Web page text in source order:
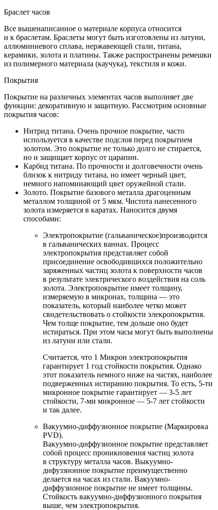
Браслет часов
Все вышенаписанное о материале корпуса относится
и к браслетам. Браслеты могут быть изготовлены из латуни,
аллюминиевого сплава, нержавеющей стали, титана,
керамики, золота и платины. Также распространены ремешки
из полимерного материала (каучука), текстиля и кожи.
Покрытия
Покрытие на различных элементах часов выполняет две
функции: декоративную и защитную. Рассмотрим основные
покрытия часов:
Нитрид титана. Очень прочное покрытие, часто
используется в качестве подслоя перед покрытием
золотом. Это покрытие не только долго не стирается,
но и защищает корпус от царапин.
Карбид титана. По прочности и долговечности очень
близок к нитриду титана, но имеет черный цвет,
немного напоминающий цвет оружейной стали.
Золото. Покрытие базового металла драгоценным
металлом толщиной от 5 мкм. Чистота нанесенного
золота измеряется в каратах. Наносится двумя
способами:
Электропокрытие (гальваническое)производится
в гальванических ваннах. Процесс
электропокрытия представляет собой
присоединение освободившихся положительно
заряженных частиц золота к поверхности часов
в результате электрического воздействия на соль
золота. Электропокрытие имеет толщину,
измеряемую в микронах, толщина — это
показатель, который наиболее четко может
свидетельствовать о стойкости элекропокрытия.
Чем толще покрытие, тем дольше оно будет
истираться. При этом часы могут быть выполнены
из латуни или стали.
Считается, что 1 Микрон электропокрытия
гарантирует 1 год стойкости покрытия. Однако
этот показатель немного ниже на частях, наиболее
подверженных истиранию покрытия. То есть, 5-ти
микронное покрытие гарантирует — 3-5 лет
стойкости, 7-ми микронное — 5-7 лет стойкости
и так далее.
Вакуумно-диффузионное покрытие (Маркировка
PVD).
Вакуумно-диффузионное покрытие представляет
собой процесс проникновения частиц золота
в структуру металла часов. Выкуумно-
дифуззионное покрытие преимущественно
делается на часах из стали. Вакуумно-
диффузионное покрытие не имеет толщины.
Стойкость вакуумно-диффузионного покрытия
выше, чем электропокрытия.